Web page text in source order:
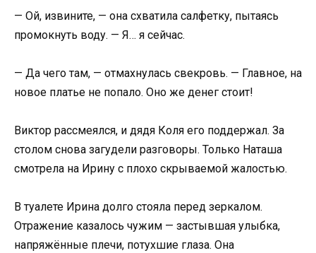
— Ой, извините, — она схватила салфетку, пытаясь
промокнуть воду. — Я… я сейчас.
— Да чего там, — отмахнулась свекровь. — Главное, на
новое платье не попало. Оно же денег стоит!
Виктор рассмеялся, и дядя Коля его поддержал. За
столом снова загудели разговоры. Только Наташа
смотрела на Ирину с плохо скрываемой жалостью.
В туалете Ирина долго стояла перед зеркалом.
Отражение казалось чужим — застывшая улыбка,
напряжённые плечи, потухшие глаза. Она